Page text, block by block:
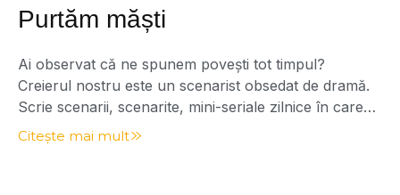
Purtăm măști
Ai observat că ne spunem povești tot timpul?
Creierul nostru este un scenarist obsedat de dramă.
Scrie scenarii, scenarite, mini-seriale zilnice în care
noi suntem și eroul, și victima, și moralistul, și
salvatorul. Se spune: „Dacă ai putea să te vezi prin
Citește mai mult